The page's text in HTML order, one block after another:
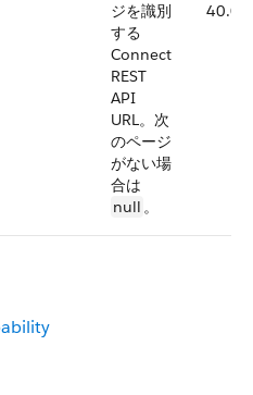
ジを識別
する
Connect
REST
API
URL。次
のページ
がない場
合は
null 。
40.0